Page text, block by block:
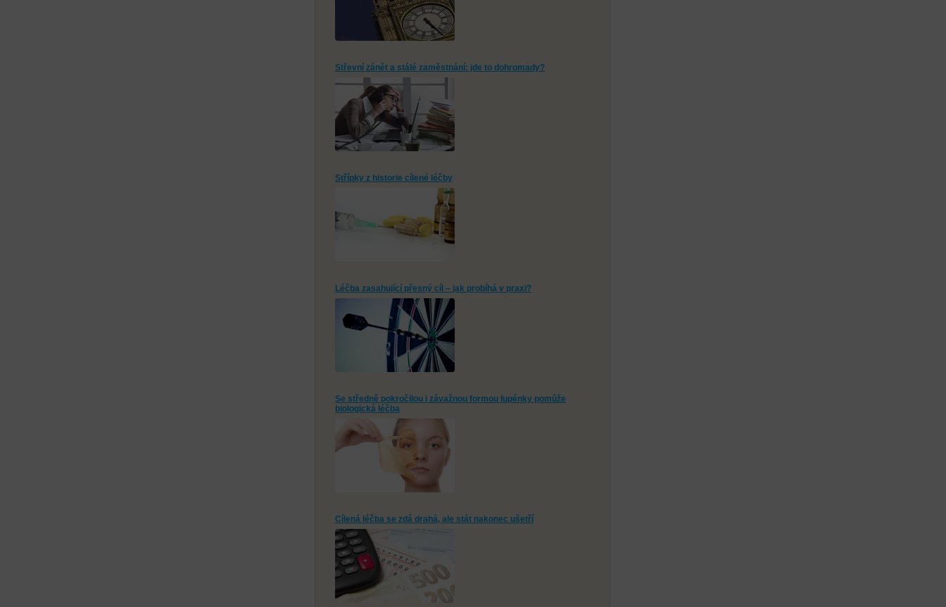
Střevní zánět a stálé zaměstnání: jde to dohromady?
Střípky z historie cílené léčby
Léčba zasahující přesný cíl – jak probíhá v praxi?
Se středně pokročilou i závažnou formou lupénky pomůže
biologická léčba
Cílená léčba se zdá drahá, ale stát nakonec ušetří